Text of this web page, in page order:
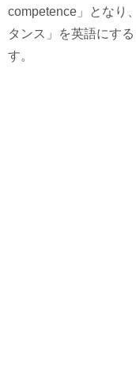
competence」となり
タンス」を英語にす
す。